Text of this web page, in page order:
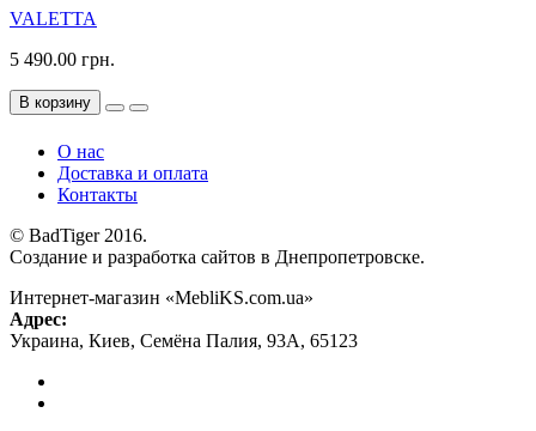
VALETTA
5 490.00 грн.
В корзину
О нас
Доставка и оплата
Контакты
© BadTiger 2016.
Создание и разработка сайтов в Днепропетровске.
Интернет-магазин «MebliKS.com.ua»
Адрес:
Украина, Киев, Семёна Палия, 93А, 65123